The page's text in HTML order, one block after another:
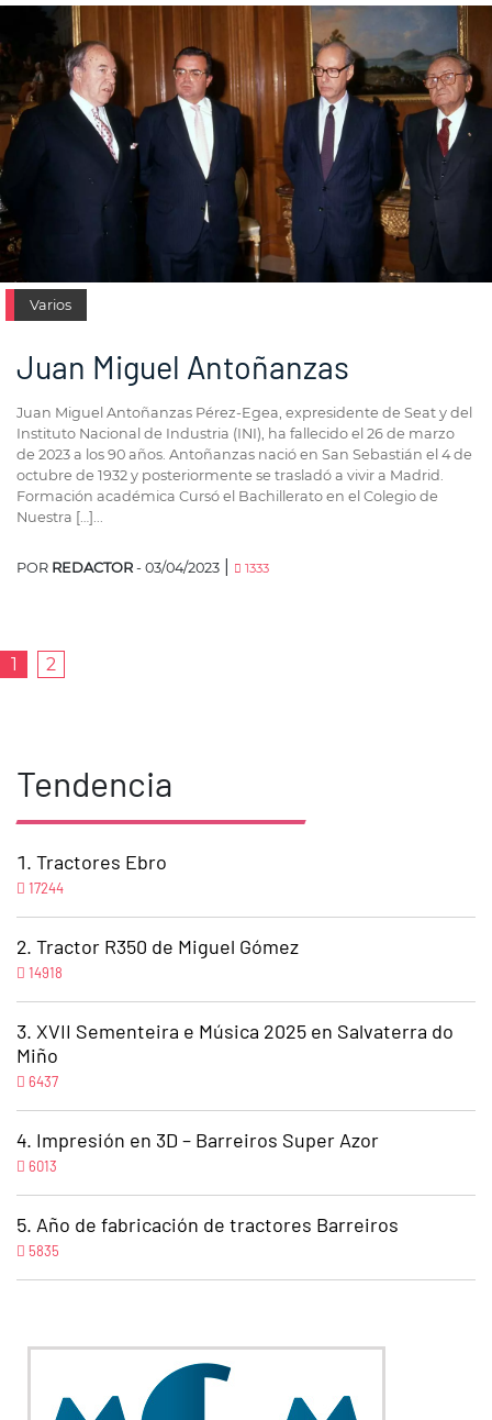
Varios
Juan Miguel Antoñanzas
Juan Miguel Antoñanzas Pérez-Egea, expresidente de Seat y del
Instituto Nacional de Industria (INI), ha fallecido el 26 de marzo
de 2023 a los 90 años. Antoñanzas nació en San Sebastián el 4 de
octubre de 1932 y posteriormente se trasladó a vivir a Madrid.
Formación académica Cursó el Bachillerato en el Colegio de
Nuestra […]...
POR REDACTOR - 03/04/2023 1333
1 2
Tendencia
Tractores Ebro
17244
Tractor R350 de Miguel Gómez
14918
XVII Sementeira e Música 2025 en Salvaterra do
Miño
6437
Impresión en 3D – Barreiros Super Azor
6013
Año de fabricación de tractores Barreiros
5835